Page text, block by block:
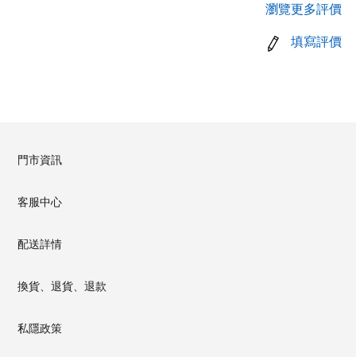
瀏覽更多評價
填寫評價
門市資訊
客服中心
配送詳情
換貨、退貨、退款
私隱政策